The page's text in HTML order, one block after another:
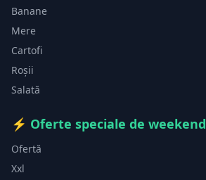
Banane
Mere
Cartofi
Roșii
Salată
⚡ Oferte speciale de weekend
Ofertă
Xxl